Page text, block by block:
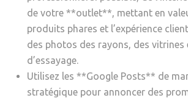
de votre **outlet**, mettant en
produits phares et l’expérience
des photos des rayons, des vitrines
d’essayage.
Utilisez les **Google Posts** de
stratégique pour annoncer des